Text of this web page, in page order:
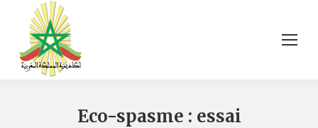
Eco-spasme : essai